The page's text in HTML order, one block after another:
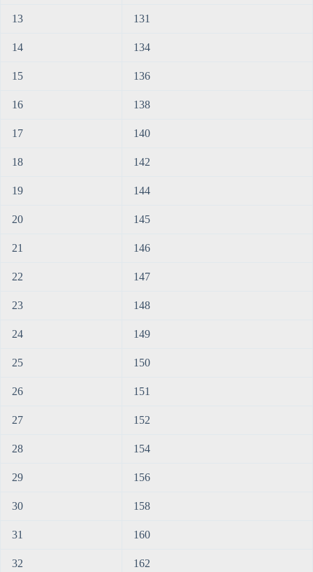
13 131
14 134
15 136
16 138
17 140
18 142
19 144
20 145
21 146
22 147
23 148
24 149
25 150
26 151
27 152
28 154
29 156
30 158
31 160
32 162